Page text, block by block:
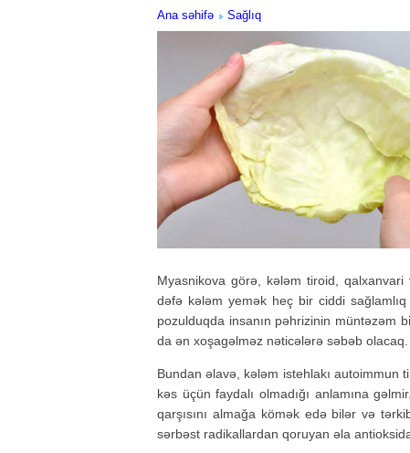
Ana səhifə Sağlıq
Myasnikova görə, kələm tiroid,
dəfə kələm yemək heç bir ciddi
pozulduqda insanın pəhrizinin müntəzəm
da ən xoşagəlməz nəticələrə səbəb olacaq.
Bundan əlavə, kələm istehlakı autoimmun
kəs üçün faydalı olmadığı anlamına
qarşısını almağa kömək edə bilər və
sərbəst radikallardan qoruyan əla